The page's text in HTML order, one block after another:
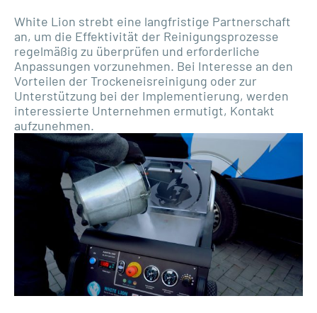
White Lion strebt eine langfristige Partnerschaft
an, um die Effektivität der Reinigungsprozesse
regelmäßig zu überprüfen und erforderliche
Anpassungen vorzunehmen. Bei Interesse an den
Vorteilen der Trockeneisreinigung oder zur
Unterstützung bei der Implementierung, werden
interessierte Unternehmen ermutigt, Kontakt
aufzunehmen.